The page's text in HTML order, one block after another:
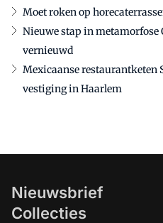
Moet roken op
Nieuwe stap in metamorfose
vernieuwd
Mexicaanse restaurantketen
vestiging in Haarlem
Nieuwsbrief
Collecties